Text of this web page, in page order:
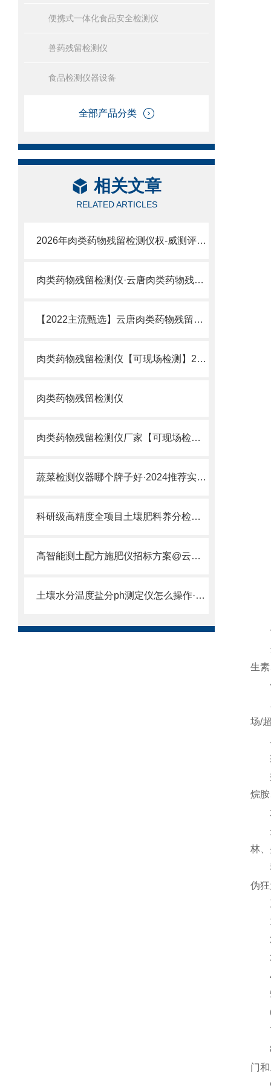
便携式一体化食品安全检测仪
兽药残留检测仪
食品检测仪器设备
全部产品分类
相关文章
RELATED ARTICLES
2026年肉类药物残留检测仪权-威测评报告——官-方白皮-书深度解读
肉类药物残留检测仪·云唐肉类药物残留检测仪厂家推荐
【2022主流甄选】云唐肉类药物残留检测仪@高科技肉类药物残留检测仪
肉类药物残留检测仪【可现场检测】2022主流甄选肉类药物残留检测仪
肉类药物残留检测仪
肉类药物残留检测仪厂家【可现场检测】_2022肉类药物残留检测仪厂家
蔬菜检测仪器哪个牌子好·2024推荐实地厂家山东云唐
科研级高精度全项目土壤肥料养分检测仪器
高智能测土配方施肥仪招标方案@云唐厂家推荐、自主研发生产
土壤水分温度盐分ph测定仪怎么操作·【仪器介绍】山东云唐专业解答
一
生
仪
场/
瘦
抗
烷
水
蛋
林
动
伪
三
1
2
3
4
5
6
7
8
门